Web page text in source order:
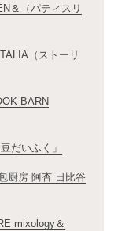
＆（パティスリ
（ストーリ
BARN
だいふく」
厨房 阿杏 日比谷
mixology＆